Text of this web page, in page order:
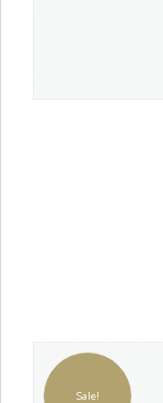
Sale!